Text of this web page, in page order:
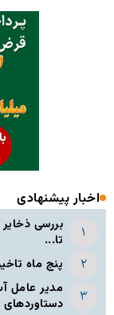
اخبار پیشنهادی
تا...
پنج ماه
مدیر عامل